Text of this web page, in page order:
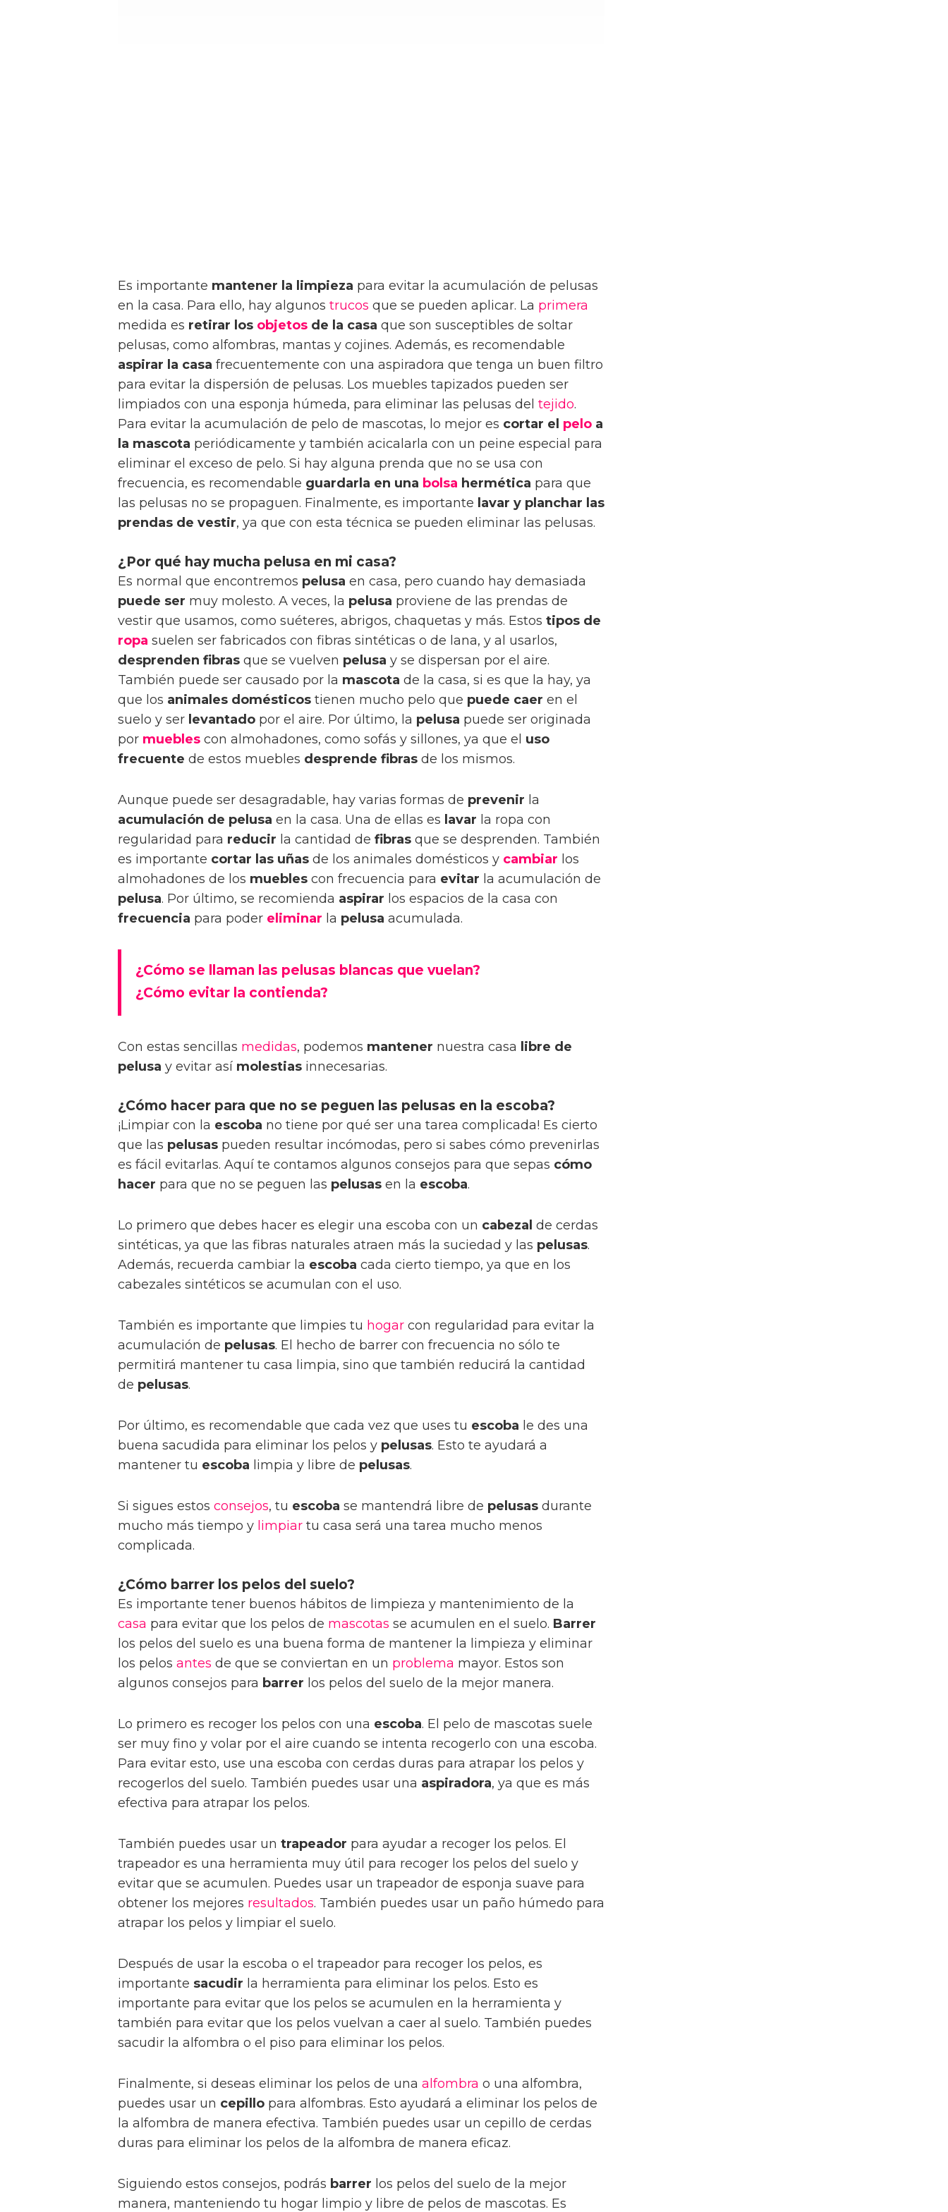
Es importante mantener la limpieza para evitar la acumulación de pelusas
en la casa. Para ello, hay algunos trucos que se pueden aplicar. La primera
medida es retirar los objetos de la casa que son susceptibles de soltar
pelusas, como alfombras, mantas y cojines. Además, es recomendable
aspirar la casa frecuentemente con una aspiradora que tenga un buen filtro
para evitar la dispersión de pelusas. Los muebles tapizados pueden ser
limpiados con una esponja húmeda, para eliminar las pelusas del tejido.
Para evitar la acumulación de pelo de mascotas, lo mejor es cortar el pelo a
la mascota periódicamente y también acicalarla con un peine especial para
eliminar el exceso de pelo. Si hay alguna prenda que no se usa con
frecuencia, es recomendable guardarla en una bolsa hermética para que
las pelusas no se propaguen. Finalmente, es importante lavar y planchar las
prendas de vestir, ya que con esta técnica se pueden eliminar las pelusas.
¿Por qué hay mucha pelusa en mi casa?
Es normal que encontremos pelusa en casa, pero cuando hay demasiada
puede ser muy molesto. A veces, la pelusa proviene de las prendas de
vestir que usamos, como suéteres, abrigos, chaquetas y más. Estos tipos de
ropa suelen ser fabricados con fibras sintéticas o de lana, y al usarlos,
desprenden fibras que se vuelven pelusa y se dispersan por el aire.
También puede ser causado por la mascota de la casa, si es que la hay, ya
que los animales domésticos tienen mucho pelo que puede caer en el
suelo y ser levantado por el aire. Por último, la pelusa puede ser originada
por muebles con almohadones, como sofás y sillones, ya que el uso
frecuente de estos muebles desprende fibras de los mismos.
Aunque puede ser desagradable, hay varias formas de prevenir la
acumulación de pelusa en la casa. Una de ellas es lavar la ropa con
regularidad para reducir la cantidad de fibras que se desprenden. También
es importante cortar las uñas de los animales domésticos y cambiar los
almohadones de los muebles con frecuencia para evitar la acumulación de
pelusa. Por último, se recomienda aspirar los espacios de la casa con
frecuencia para poder eliminar la pelusa acumulada.
¿Cómo se llaman las pelusas blancas que vuelan?
¿Cómo evitar la contienda?
Con estas sencillas medidas, podemos mantener nuestra casa libre de
pelusa y evitar así molestias innecesarias.
¿Cómo hacer para que no se peguen las pelusas en la escoba?
¡Limpiar con la escoba no tiene por qué ser una tarea complicada! Es cierto
que las pelusas pueden resultar incómodas, pero si sabes cómo prevenirlas
es fácil evitarlas. Aquí te contamos algunos consejos para que sepas cómo
hacer para que no se peguen las pelusas en la escoba.
Lo primero que debes hacer es elegir una escoba con un cabezal de cerdas
sintéticas, ya que las fibras naturales atraen más la suciedad y las pelusas.
Además, recuerda cambiar la escoba cada cierto tiempo, ya que en los
cabezales sintéticos se acumulan con el uso.
También es importante que limpies tu hogar con regularidad para evitar la
acumulación de pelusas. El hecho de barrer con frecuencia no sólo te
permitirá mantener tu casa limpia, sino que también reducirá la cantidad
de pelusas.
Por último, es recomendable que cada vez que uses tu escoba le des una
buena sacudida para eliminar los pelos y pelusas. Esto te ayudará a
mantener tu escoba limpia y libre de pelusas.
Si sigues estos consejos, tu escoba se mantendrá libre de pelusas durante
mucho más tiempo y limpiar tu casa será una tarea mucho menos
complicada.
¿Cómo barrer los pelos del suelo?
Es importante tener buenos hábitos de limpieza y mantenimiento de la
casa para evitar que los pelos de mascotas se acumulen en el suelo. Barrer
los pelos del suelo es una buena forma de mantener la limpieza y eliminar
los pelos antes de que se conviertan en un problema mayor. Estos son
algunos consejos para barrer los pelos del suelo de la mejor manera.
Lo primero es recoger los pelos con una escoba. El pelo de mascotas suele
ser muy fino y volar por el aire cuando se intenta recogerlo con una escoba.
Para evitar esto, use una escoba con cerdas duras para atrapar los pelos y
recogerlos del suelo. También puedes usar una aspiradora, ya que es más
efectiva para atrapar los pelos.
También puedes usar un trapeador para ayudar a recoger los pelos. El
trapeador es una herramienta muy útil para recoger los pelos del suelo y
evitar que se acumulen. Puedes usar un trapeador de esponja suave para
obtener los mejores resultados. También puedes usar un paño húmedo para
atrapar los pelos y limpiar el suelo.
Después de usar la escoba o el trapeador para recoger los pelos, es
importante sacudir la herramienta para eliminar los pelos. Esto es
importante para evitar que los pelos se acumulen en la herramienta y
también para evitar que los pelos vuelvan a caer al suelo. También puedes
sacudir la alfombra o el piso para eliminar los pelos.
Finalmente, si deseas eliminar los pelos de una alfombra o una alfombra,
puedes usar un cepillo para alfombras. Esto ayudará a eliminar los pelos de
la alfombra de manera efectiva. También puedes usar un cepillo de cerdas
duras para eliminar los pelos de la alfombra de manera eficaz.
Siguiendo estos consejos, podrás barrer los pelos del suelo de la mejor
manera, manteniendo tu hogar limpio y libre de pelos de mascotas. Es